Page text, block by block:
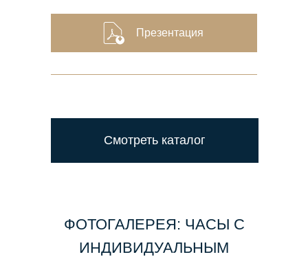
Презентация
Смотреть каталог
ФОТОГАЛЕРЕЯ: ЧАСЫ С
ИНДИВИДУАЛЬНЫМ